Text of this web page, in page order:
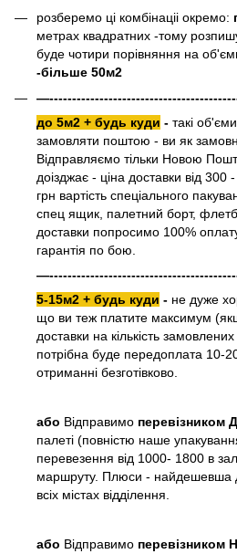
розберемо ці комбінаціі окремо:
метрах квадратних -тому
буде чотири порівняння на
-більше 50м2
до 5м2 + будь куди - такі
замовляти поштою - ви як
Відправляємо тільки Новою
доізджає - ціна доставки від
грн вартість спеціального
спец ящик, палетний борт,
доставки попросимо 100%
гарантія по бою.
5-15м2 + будь куди - не дуже
що ви теж платите максимум
доставки на кількість
потрібна буде передоплата 10-
отриманні безготівково.
або Відправимо перевізником
палеті (повністю наше
перевезення від 1000- 1800 в
маршруту. Плюси - найдешевша
всіх містах відділення.
або Відправимо перевізником